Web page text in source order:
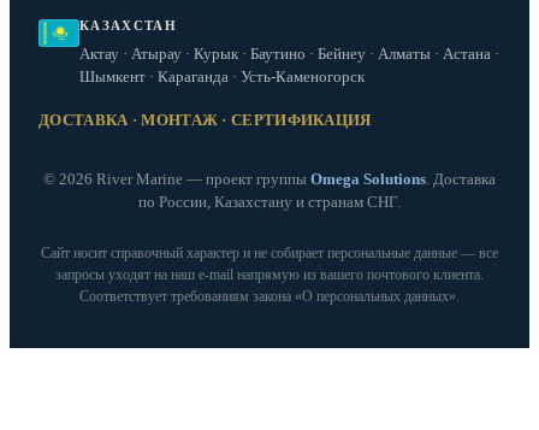
КАЗАХСТАН
Актау · Атырау · Курык · Баутино · Бейнеу · Алматы · Астана ·
Шымкент · Караганда · Усть-Каменогорск
ДОСТАВКА · МОНТАЖ · СЕРТИФИКАЦИЯ
© 2026 River Marine — проект группы Omega Solutions. Доставка
по России, Казахстану и странам СНГ.
Сайт носит справочный характер и не собирает персональные данные — все
запросы уходят на наш e‑mail напрямую из вашего почтового клиента.
Соответствует требованиям закона «О персональных данных».